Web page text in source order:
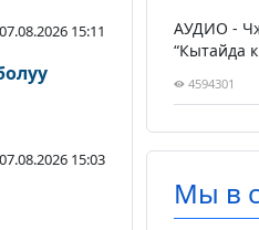
07.08.2026 15:11
07.08.2026 15:03
АУДИО -
“Кытайда
4594301
Мы в